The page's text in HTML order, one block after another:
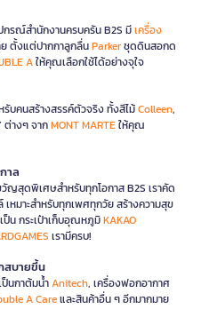
รณ์สำนักงานครบครัน B2S มีเครื่อง
ย ตั้งแต่ปากกาลูกลื่นParkerชุดดินสอกด
Aให้คุณเลือกใช้ได้อย่างจุใจ
รับคนสร้างสรรค์ตัวจริง ทั้งสีไม้Colleen,
างๆ จากMONT MARTEให้คุณ
าล
สุดพิเศษสำหรับทุกโอกาส B2S เราคัด
เหมาะสำหรับทุกเพศทุกวัย สร้างความสุข
น กระเป๋าเก็บอุณหภูมิKAKAO
เรามีครบ!
สบายขึ้น
ป็นกาต้มน้ำAnitech, เครื่องฟอกอากาศ
A Careและสินค้าอื่น ๆ อีกมากมาย